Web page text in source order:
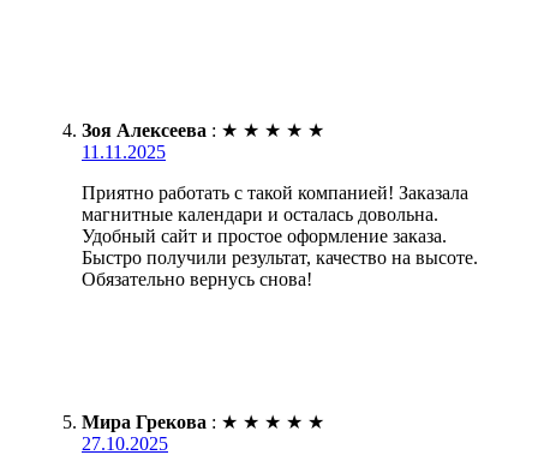
Зоя Алексеева : ★ ★ ★ ★ ★
11.11.2025
Приятно работать с такой компанией! Заказала
магнитные календари и осталась довольна.
Удобный сайт и простое оформление заказа.
Быстро получили результат, качество на высоте.
Обязательно вернусь снова!
Мира Грекова : ★ ★ ★ ★ ★
27.10.2025